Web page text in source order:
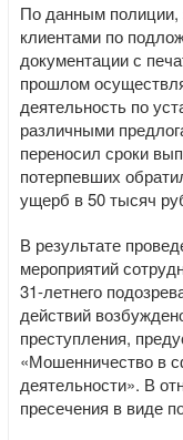
По данным
клиентами по
документации с
прошлом
деятельность по
различными
переносил сроки
потерпевших
ущерб в 50 тысяч
В результате
мероприятий
31-летнего
действий
преступления,
«Мошенничество в
деятельности». В
пресечения в виде